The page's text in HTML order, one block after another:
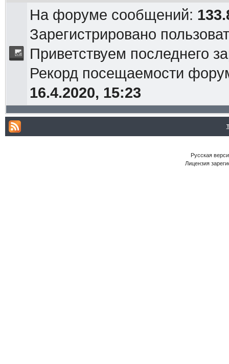
На форуме сообщений:
Зарегистрировано
Приветствуем последнего
Рекорд посещаемости
16.4.2020, 15:23
Русская
Лицензия